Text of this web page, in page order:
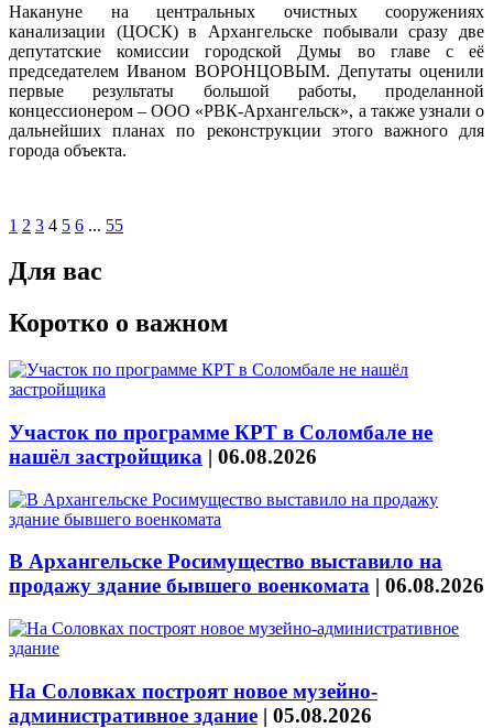
Накануне на центральных очистных сооружениях
канализации (ЦОСК) в Архангельске побывали сразу две
депутатские комиссии городской Думы во главе с её
председателем Иваном ВОРОНЦОВЫМ. Депутаты оценили
первые результаты большой работы, проделанной
концессионером – ООО «РВК-Архангельск», а также узнали о
дальнейших планах по реконструкции этого важного для
города объекта.
1 2 3 4 5 6 ... 55
Для вас
Коротко о важном
Участок по программе КРТ в Соломбале не
нашёл застройщика | 06.08.2026
В Архангельске Росимущество выставило на
продажу здание бывшего военкомата | 06.08.2026
На Соловках построят новое музейно-
административное здание | 05.08.2026